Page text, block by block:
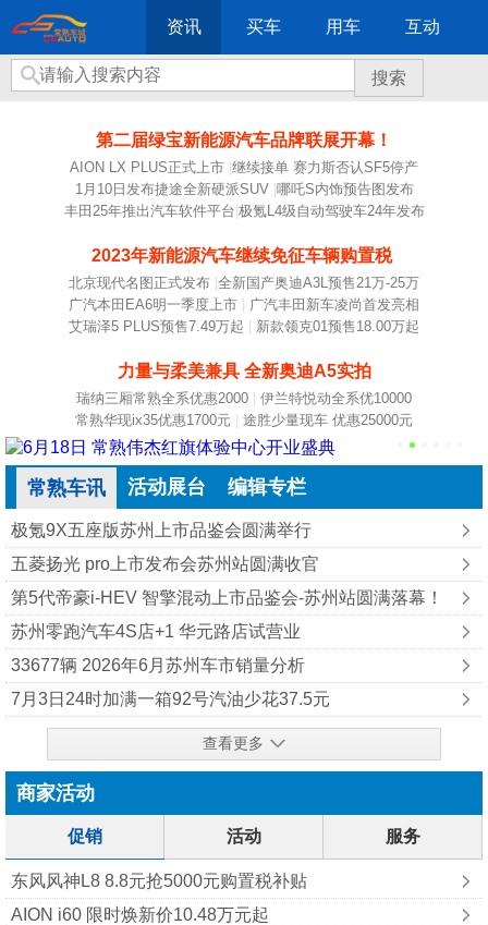
资讯 买车 用车 互动
搜索
第二届绿宝新能源汽车品牌联展开幕！
AION LX PLUS正式上市 继续接单 赛力斯否认SF5停产
1月10日发布捷途全新硬派SUV| 哪吒S内饰预告图发布
丰田25年推出汽车软件平台 极氪L4级自动驾驶车24年发布
2023年新能源汽车继续免征车辆购置税
北京现代名图正式发布 全新国产奥迪A3L预售21万-25万
广汽本田EA6明一季度上市
广汽丰田新车凌尚首发亮相
艾瑞泽5 PLUS预售7.49万起
新款领克01预售18.00万起
力量与柔美兼具 全新奥迪A5实拍
瑞纳三厢常熟全系优惠2000
伊兰特悦动全系优10000
常熟华现ix35优惠1700元
途胜少量现车 优惠25000元
常熟车讯 活动展台 编辑专栏
极氪9X五座版苏州上市品鉴会圆满举行
五菱扬光 pro上市发布会苏州站圆满收官
第5代帝豪i-HEV 智擎混动上市品鉴会-苏州站圆满落幕！
苏州零跑汽车4S店+1 华元路店试营业
33677辆 2026年6月苏州车市销量分析
7月3日24时加满一箱92号汽油少花37.5元
查看更多
商家活动
促销 活动 服务
东风风神L8 8.8元抢5000元购置税补贴
AION i60 限时焕新价10.48万元起